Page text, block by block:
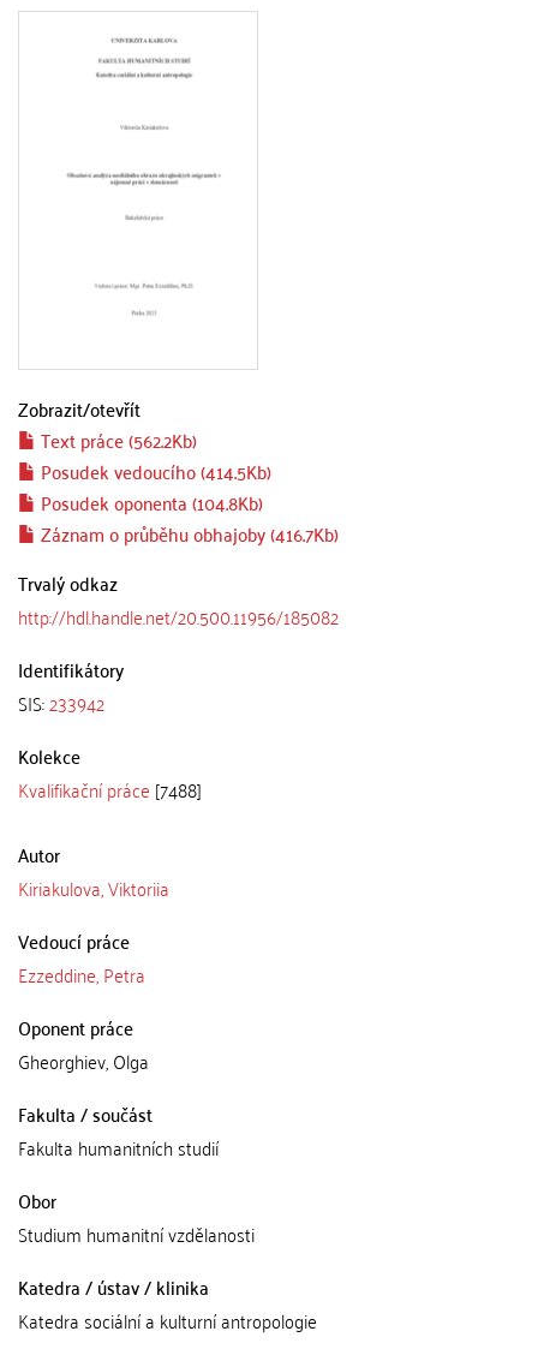
Zobrazit/otevřít
Text práce (562.2Kb)
Posudek vedoucího (414.5Kb)
Posudek oponenta (104.8Kb)
Záznam o průběhu obhajoby (416.7Kb)
Trvalý odkaz
http://hdl.handle.net/20.500.11956/185082
Identifikátory
SIS:233942
Kolekce
Kvalifikační práce [7488]
Autor
Kiriakulova, Viktoriia
Vedoucí práce
Ezzeddine, Petra
Oponent práce
Gheorghiev, Olga
Fakulta / součást
Fakulta humanitních studií
Obor
Studium humanitní vzdělanosti
Katedra / ústav / klinika
Katedra sociální a kulturní antropologie